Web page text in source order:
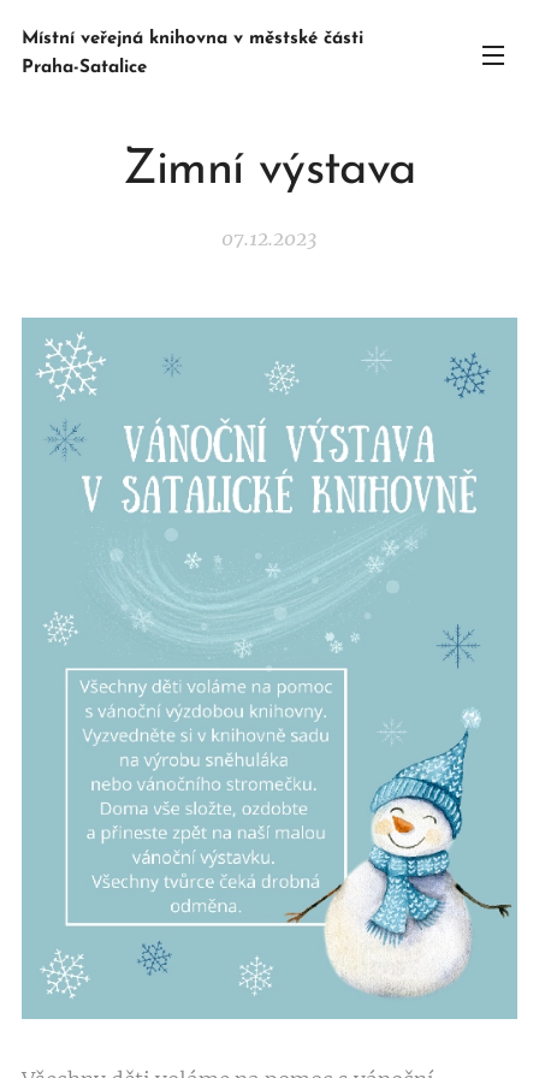
Místní veřejná knihovna v městské části
Praha-Satalice
Zimní výstava
07.12.2023